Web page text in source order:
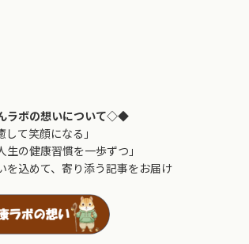
ボの想いについて◇◆
して笑顔になる」
生の健康習慣を一歩ずつ」
を込めて、寄り添う記事をお届け